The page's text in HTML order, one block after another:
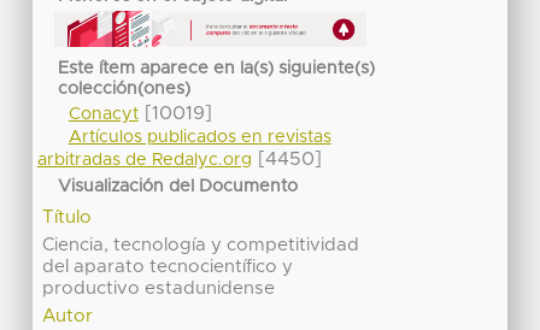
Este ítem aparece en la(s) siguiente(s)
colección(ones)
Conacyt[10019]
Artículos publicados en revistas
arbitradas de Redalyc.org
[4450]
Visualización del Documento
Título
Ciencia, tecnología y competitividad
del aparato tecnocientífico y
productivo estadunidense
Autor